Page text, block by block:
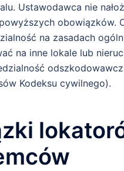
Ustawodawca nie
obowiązków.
na zasadach
na inne lokale lub
Kodeksu cywilnego).